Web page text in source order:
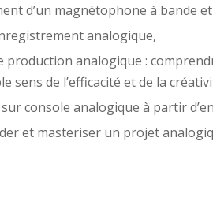
d’un magnétophone à bande
analogique,
production analogique :
sens de l’efficacité et de la
console analogique à partir
et masteriser un projet